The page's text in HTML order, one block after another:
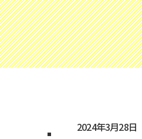
2024年3月28日